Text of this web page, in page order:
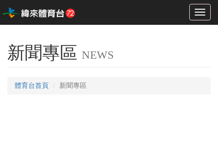
Toggle
新聞專區 NEWS
體育台首頁 新聞專區